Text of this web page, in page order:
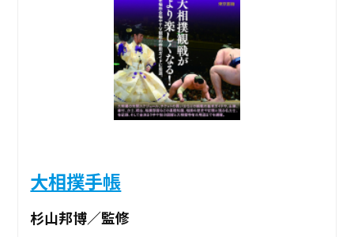
大相撲手帳
杉山邦博／監修